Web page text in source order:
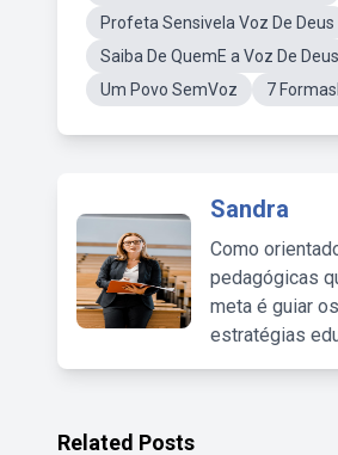
Profeta Sensivela Voz De Deus
Saiba De QuemE a Voz De Deus
Um Povo SemVoz
7
Sandra
Como
pedagógicas
meta é guiar
estratégias
Related Posts